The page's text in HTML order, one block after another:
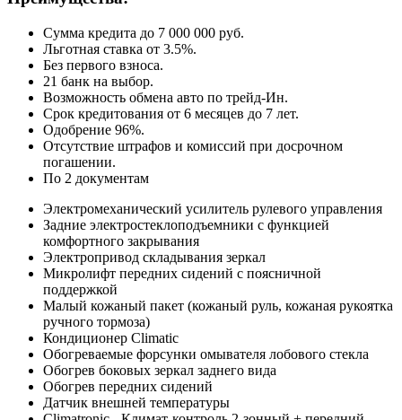
Сумма кредита до 7 000 000 руб.
Льготная ставка от 3.5%.
Без первого взноса.
21 банк на выбор.
Возможность обмена авто по трейд-Ин.
Срок кредитования от 6 месяцев до 7 лет.
Одобрение 96%.
Отсутствие штрафов и комиссий при досрочном
погашении.
По 2 документам
Электромеханический усилитель рулевого управления
Задние электростеклоподъемники с функцией
комфортного закрывания
Электропривод складывания зеркал
Микролифт передних сидений с поясничной
поддержкой
Малый кожаный пакет (кожаный руль, кожаная рукоятка
ручного тормоза)
Кондиционер Climatic
Обогреваемые форсунки омывателя лобового стекла
Обогрев боковых зеркал заднего вида
Обогрев передних сидений
Датчик внешней температуры